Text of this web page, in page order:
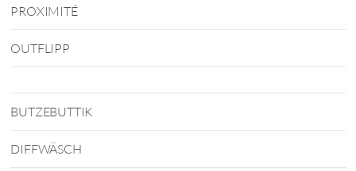
PROXIMITÉ
OUTFLIPP
BUTZEBUTTIK
DIFFWÄSCH